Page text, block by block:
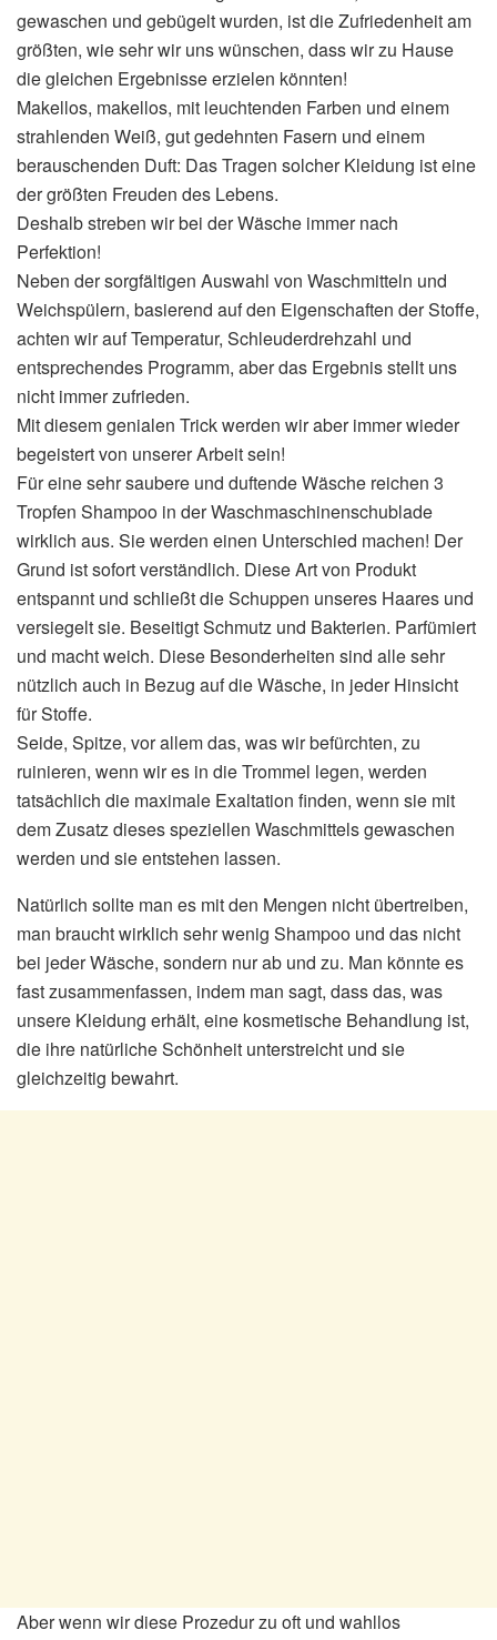
gewaschen und gebügelt wurden, ist die Zufriedenheit am
größten, wie sehr wir uns wünschen, dass wir zu Hause
die gleichen Ergebnisse erzielen könnten!
Makellos, makellos, mit leuchtenden Farben und einem
strahlenden Weiß, gut gedehnten Fasern und einem
berauschenden Duft: Das Tragen solcher Kleidung ist eine
der größten Freuden des Lebens.
Deshalb streben wir bei der Wäsche immer nach
Perfektion!
Neben der sorgfältigen Auswahl von Waschmitteln und
Weichspülern, basierend auf den Eigenschaften der Stoffe,
achten wir auf Temperatur, Schleuderdrehzahl und
entsprechendes Programm, aber das Ergebnis stellt uns
nicht immer zufrieden.
Mit diesem genialen Trick werden wir aber immer wieder
begeistert von unserer Arbeit sein!
Für eine sehr saubere und duftende Wäsche reichen 3
Tropfen Shampoo in der Waschmaschinenschublade
wirklich aus. Sie werden einen Unterschied machen! Der
Grund ist sofort verständlich. Diese Art von Produkt
entspannt und schließt die Schuppen unseres Haares und
versiegelt sie. Beseitigt Schmutz und Bakterien. Parfümiert
und macht weich. Diese Besonderheiten sind alle sehr
nützlich auch in Bezug auf die Wäsche, in jeder Hinsicht
für Stoffe.
Seide, Spitze, vor allem das, was wir befürchten, zu
ruinieren, wenn wir es in die Trommel legen, werden
tatsächlich die maximale Exaltation finden, wenn sie mit
dem Zusatz dieses speziellen Waschmittels gewaschen
werden und sie entstehen lassen.
Natürlich sollte man es mit den Mengen nicht übertreiben,
man braucht wirklich sehr wenig Shampoo und das nicht
bei jeder Wäsche, sondern nur ab und zu. Man könnte es
fast zusammenfassen, indem man sagt, dass das, was
unsere Kleidung erhält, eine kosmetische Behandlung ist,
die ihre natürliche Schönheit unterstreicht und sie
gleichzeitig bewahrt.
Aber wenn wir diese Prozedur zu oft und wahllos